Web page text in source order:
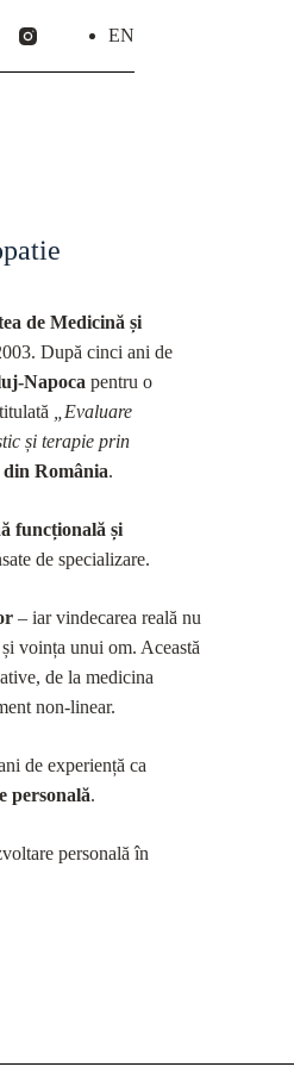
EN
de Medicină și
După cinci ani de
Napoca pentru o
„Evaluare
și terapie prin
România.
funcțională și
de specializare.
– iar vindecarea reală nu
voința unui om. Această
de la medicina
non-linear.
de experiență ca
personală.
personală în